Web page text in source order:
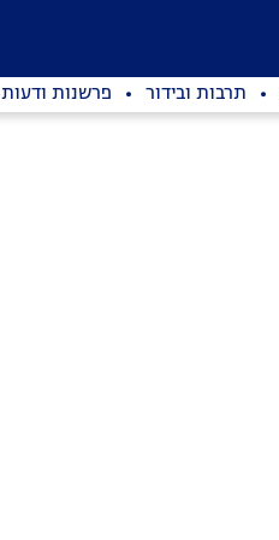
תרבות ובידור פרשנות ודעות